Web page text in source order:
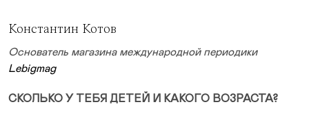
Константин Котов
Основатель магазина международной периодики
Lebigmag
СКОЛЬКО У ТЕБЯ ДЕТЕЙ И КАКОГО ВОЗРАСТА?